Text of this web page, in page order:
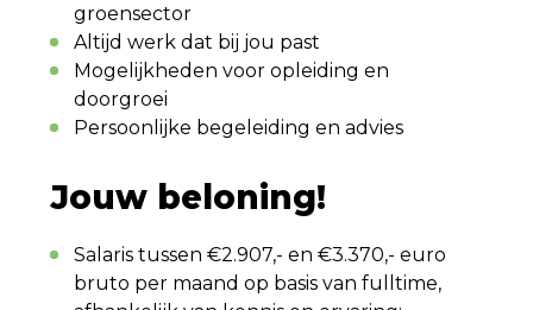
groensector
Altijd werk dat bij jou past
Mogelijkheden voor opleiding en
doorgroei
Persoonlijke begeleiding en advies
Jouw beloning!
Salaris tussen €2.907,- en €3.370,- euro
bruto per maand op basis van fulltime,